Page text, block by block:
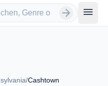
arrow_forward menu
/Cashtown